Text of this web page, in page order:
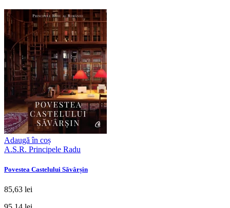
Adaugă în coș
A.S.R. Principele Radu
Povestea Castelului Săvârșin
85,63 lei